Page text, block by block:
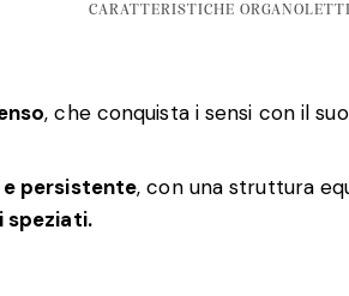
CARATTERISTICHE
, che conquista i sensi con il suo
persistente, con una struttura
speziati.